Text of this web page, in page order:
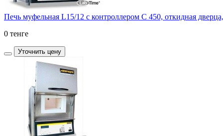
Печь муфельная L15/12 с контроллером C 450, откидная
0 тенге
Уточнить цену